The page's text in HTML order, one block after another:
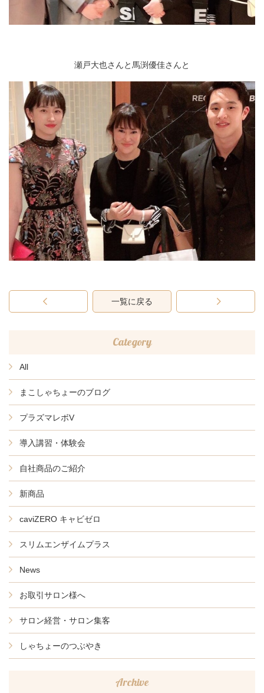
瀬戸大也さんと馬渕優佳さんと
一覧に戻る
Category
All
まこしゃちょーのブログ
プラズマレボV
導入講習・体験会
自社商品のご紹介
新商品
caviZERO キャビゼロ
スリムエンザイムプラス
News
お取引サロン様へ
サロン経営・サロン集客
しゃちょーのつぶやき
Archive